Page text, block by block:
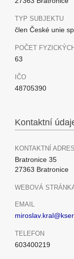
TYP SUBJEKTU
člen České unie
POČET
63
IČO
48705390
Kontaktní
KONTAKTNÍ
Bratronice 35
27363 Bratronice
WEBOVÁ
EMAIL
TELEFON
603400219